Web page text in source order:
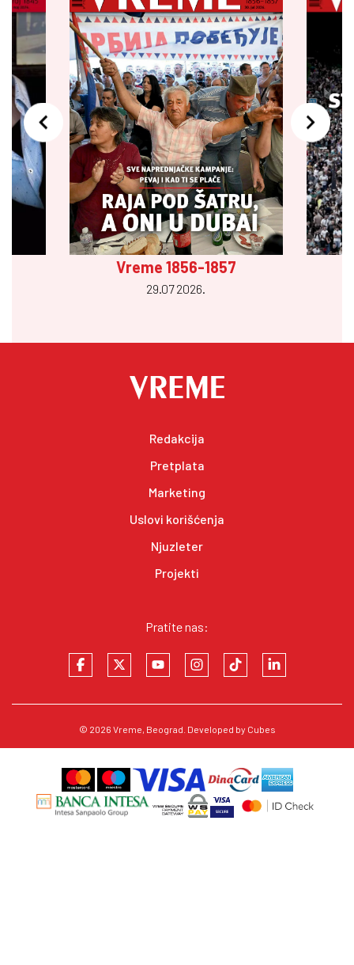
Vreme 1856-1857
29.07 2026.
Redakcija
Pretplata
Marketing
Uslovi korišćenja
Njuzleter
Projekti
Pratite nas:
© 2026 Vreme , Beograd. Developed by Cubes